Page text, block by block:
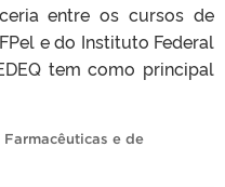
entre os cursos de
e do Instituto Federal
tem como principal
e de